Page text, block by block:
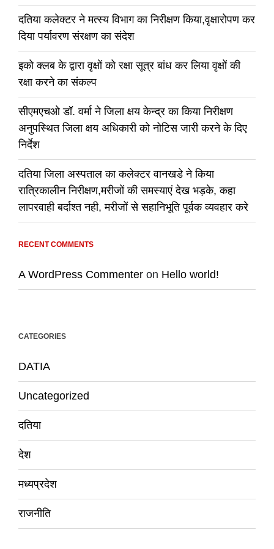
दतिया कलेक्टर ने मत्स्य विभाग का निरीक्षण किया,वृक्षारोपण कर
दिया पर्यावरण संरक्षण का संदेश
इको क्लब के द्वारा वृक्षों को रक्षा सूत्र बांध कर लिया वृक्षों की
रक्षा करने का संकल्प
सीएमएचओ डॉ. वर्मा ने जिला क्षय केन्द्र का किया निरीक्षण
अनुपस्थित जिला क्षय अधिकारी को नोटिस जारी करने के दिए
निर्देश
दतिया जिला अस्पताल का कलेक्टर वानखडे ने किया
रात्रिकालीन निरीक्षण,मरीजों की समस्याएं देख भड़के, कहा
लापरवाही बर्दाश्त नही, मरीजों से सहानिभूति पूर्वक व्यवहार करे
RECENT COMMENTS
A WordPress Commenter on Hello world!
CATEGORIES
DATIA
Uncategorized
दतिया
देश
मध्यप्रदेश
राजनीति